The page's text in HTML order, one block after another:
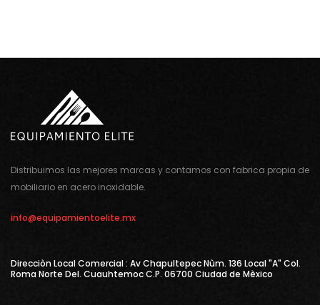
Distribuimos las mejores marcas y contamos con fabrica propia de
mobiliario en acero inoxidable.
info@equipamientoelite.mx
Direcciòn Local Comercial : Av Chapultepec Nùm. 136 Local "A" Col.
Roma Norte Del. Cuauhtemoc C.P. 06700 Ciudad de Mèxico